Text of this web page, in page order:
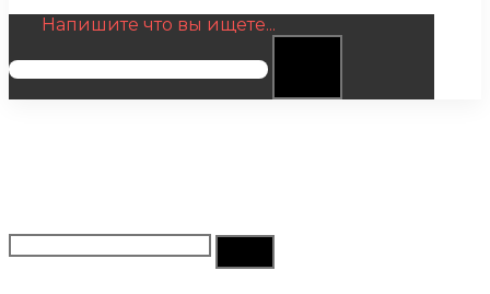
Напишите что вы ищете...